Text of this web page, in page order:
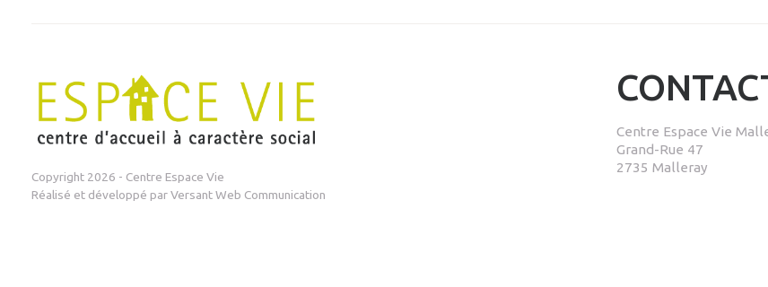
Copyright 2026 - Centre Espace Vie
Réalisé et développé parVersant Web Communication
Centre Espace Vie
Grand-Rue 47
2735 Malleray